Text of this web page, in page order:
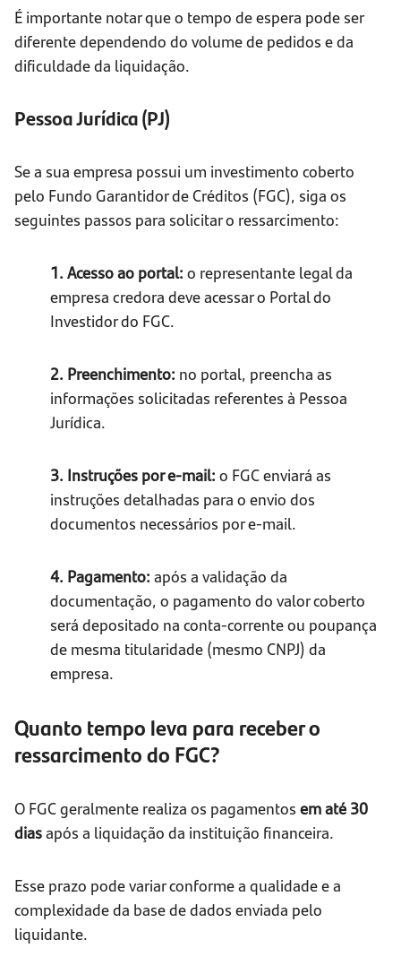
É importante notar que o tempo de espera pode ser
diferente dependendo do volume de pedidos e da
dificuldade da liquidação.
Pessoa Jurídica (PJ)
Se a sua empresa possui um investimento coberto
pelo Fundo Garantidor de Créditos (FGC), siga os
seguintes passos para solicitar o ressarcimento:
1. Acesso ao portal: o representante legal da
empresa credora deve acessar o Portal do
Investidor do FGC.
2. Preenchimento: no portal, preencha as
informações solicitadas referentes à Pessoa
Jurídica.
3. Instruções pore-mail: o FGC enviará as
instruções detalhadas para o envio dos
documentos necessários por e-mail.
4. Pagamento: após a validação da
documentação, o pagamento do valor coberto
será depositado na conta-corrente ou poupança
de mesma titularidade (mesmo CNPJ) da
empresa.
Quanto tempo leva para receber o
ressarcimento do FGC?
O FGC geralmente realiza os pagamentos em até 30
diasapós a liquidação da instituição financeira.
Esse prazo pode variar conforme a qualidade e a
complexidade da base de dados enviada pelo
liquidante.